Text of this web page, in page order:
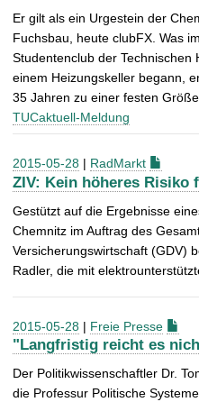
Er gilt als ein Urgestein der
Fuchsbau, heute clubFX. Was
Studentenclub der Technischen
einem Heizungskeller begann,
35 Jahren zu einer festen
TUCaktuell-Meldung
2015-05-28 | RadMarkt
ZIV: Kein höheres Risiko
Gestützt auf die Ergebnisse
Chemnitz im Auftrag des
Versicherungswirtschaft (GDV)
Radler, die mit
2015-05-28 | Freie Presse
"Langfristig reicht es
Der Politikwissenschaftler Dr.
die Professur Politische